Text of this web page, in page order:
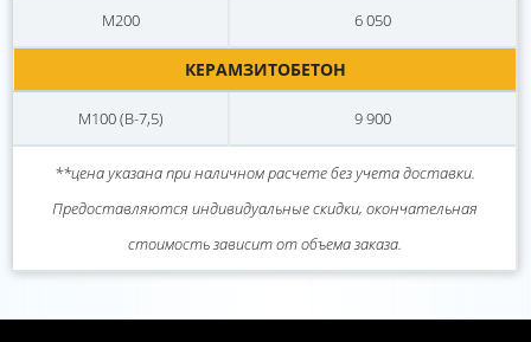
М200 6 050
КЕРАМЗИТОБЕТОН
М100(В-7,5) 9 900
**цена указана при наличном расчете без учета доставки.
Предоставляются индивидуальные скидки, окончательная
стоимость зависит от объема заказа.